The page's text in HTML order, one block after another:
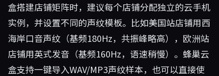
盒搭建店铺矩阵时，建议每个店铺分配独立的云手机
实例，并设置不同的声纹模板。比如美国站店铺用西
海岸口音声纹（基频180Hz，共振峰略高），欧洲站
店铺用英式发音（基频160Hz，语速稍慢）。蜂巢云
盒支持一键导入WAV/MP3声纹样本，也可以直接使